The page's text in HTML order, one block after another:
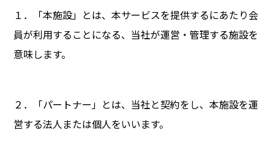
１．「本施設」とは、本サービスを提供するにあたり会
員が利用することになる、当社が運営・管理する施設を
意味します。
２．「パートナー」とは、当社と契約をし、本施設を運
営する法人または個人をいいます。